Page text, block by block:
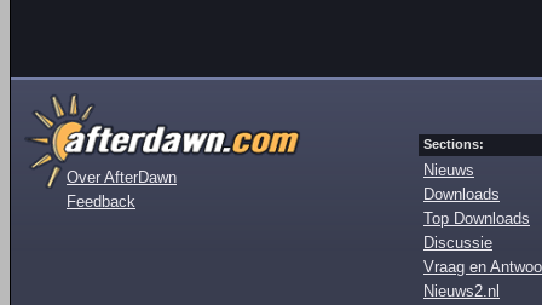
Over AfterDawn
Feedback
Sections:
Nieuws
Downloads
Top Downloads
Discussie
Vraag en
Nieuws2.nl